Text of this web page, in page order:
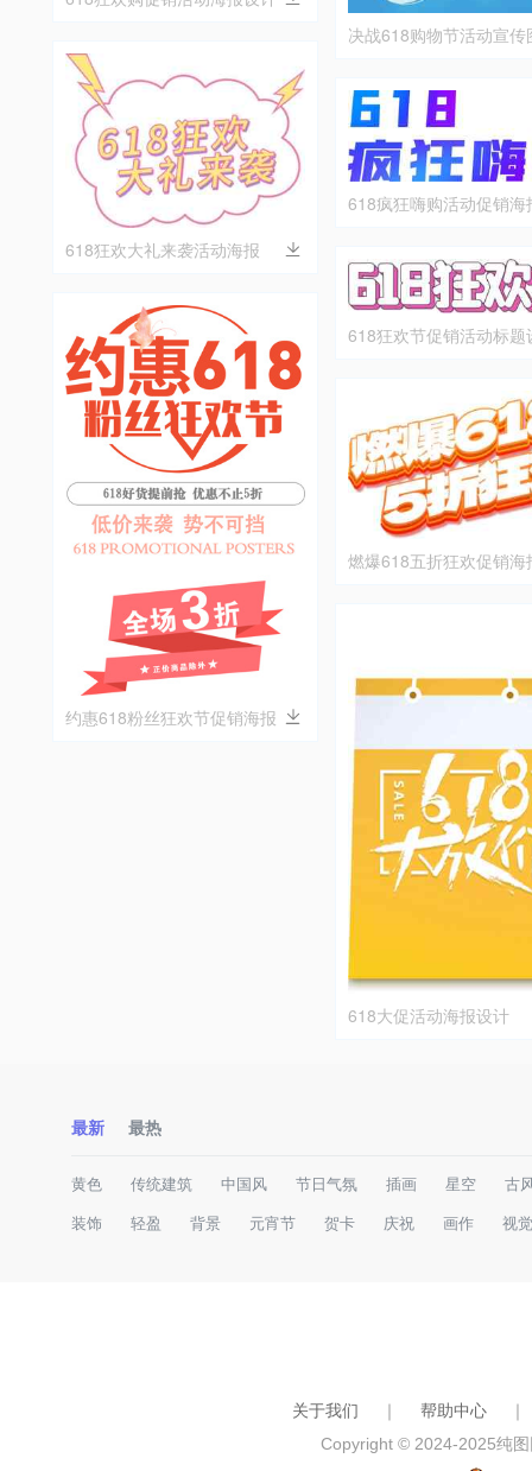
618狂欢大礼来袭活动海报
约惠618粉丝狂欢节促销海报
决战618购物节活动宣传
618疯狂嗨购活动促销海
618狂欢节促销活动标题
燃爆618五折狂欢促销海
618大促活动海报设计
最新 最热
黄色 传统建筑 中国风 节日气氛 插画 星空 古
装饰 轻盈 背景 元宵节 贺卡 庆祝 画作 视
关于我们 ｜ 帮助中心
｜
Copyright © 2024-2025纯